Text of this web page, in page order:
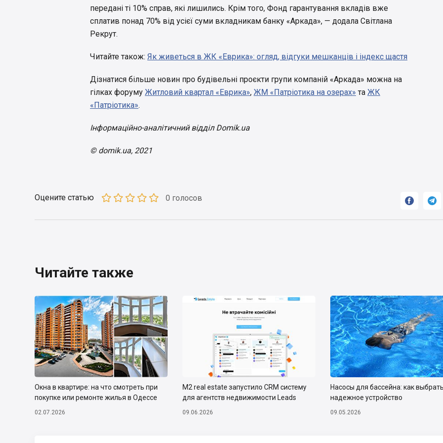
передані ті 10% справ, які лишились. Крім того, Фонд гарантування вкладів вже
сплатив понад 70% від усієї суми вкладникам банку «Аркада», — додала Світлана
Рекрут.
Читайте також: Як живеться в ЖК «Еврика»: огляд, відгуки мешканців і індекс щастя
Дізнатися більше новин про будівельні проєкти групи компаній «Аркада» можна на
гілках форуму Житловий квартал «Еврика», ЖМ «Патріотика на озерах» та ЖК
«Патріотика».
Інформаційно-аналітичний відділ Domik.ua
© domik.ua, 2021
Оцените статью 0 голосов  
Читайте также
Окна в квартире: на что смотреть при
покупке или ремонте жилья в Одессе
02.07.2026
М2 real estate запустило CRM систему
для агентств недвижимости Leads
09.06.2026
Насосы для бассейна: как
надежное устройство
09.05.2026